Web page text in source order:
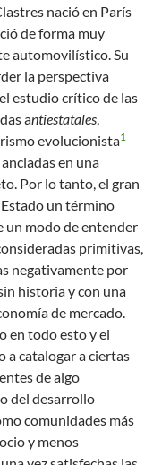
nació en París
de forma muy
automovilístico. Su
la perspectiva
estudio crítico de las
antiestatales,
evolucionista1
en una
Por lo tanto, el gran
un término
un modo de entender
primitivas,
negativamente por
historia y con una
de mercado.
en todo esto y el
a catalogar a ciertas
de algo
del desarrollo
comunidades más
y menos